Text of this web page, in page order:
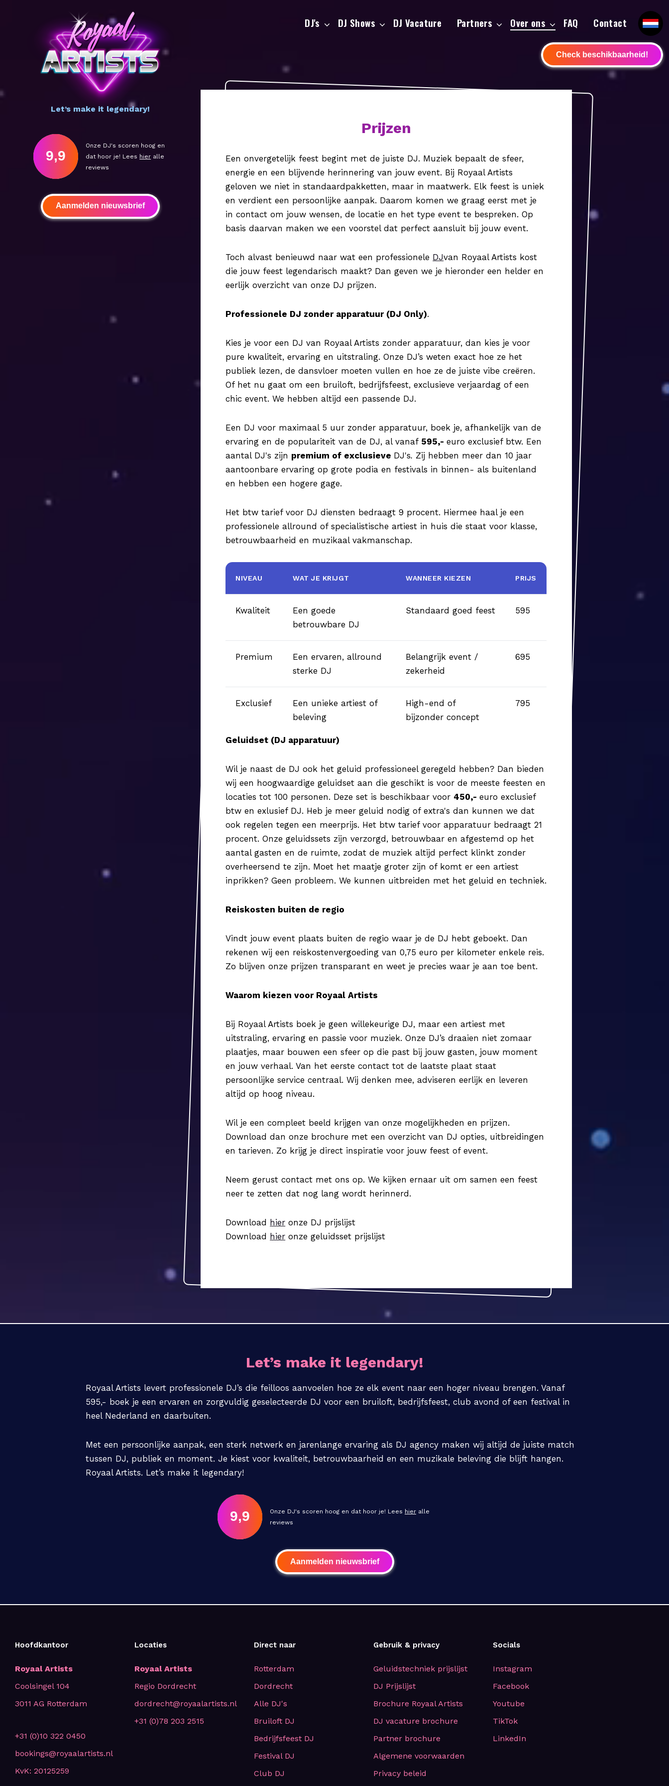
Let’s make it legendary!
DJ's DJ Shows DJ Vacature Partners Over ons FAQ Contact
Check beschikbaarheid!
9,9
Onze DJ's scoren hoog en
dat hoor je! Lees hier alle
reviews
Aanmelden nieuwsbrief
Prijzen
Een onvergetelijk feest begint met de juiste DJ. Muziek bepaalt de sfeer,
energie en een blijvende herinnering van jouw event. Bij Royaal Artists
geloven we niet in standaardpakketten, maar in maatwerk. Elk feest is uniek
en verdient een persoonlijke aanpak. Daarom komen we graag eerst met je
in contact om jouw wensen, de locatie en het type event te bespreken. Op
basis daarvan maken we een voorstel dat perfect aansluit bij jouw event.
Toch alvast benieuwd naar wat een professionele DJvan Royaal Artists kost
die jouw feest legendarisch maakt? Dan geven we je hieronder een helder en
eerlijk overzicht van onze DJ prijzen.
Professionele DJ zonder apparatuur (DJ Only).
Kies je voor een DJ van Royaal Artists zonder apparatuur, dan kies je voor
pure kwaliteit, ervaring en uitstraling. Onze DJ’s weten exact hoe ze het
publiek lezen, de dansvloer moeten vullen en hoe ze de juiste vibe creëren.
Of het nu gaat om een bruiloft, bedrijfsfeest, exclusieve verjaardag of een
chic event. We hebben altijd een passende DJ.
Een DJ voor maximaal 5 uur zonder apparatuur, boek je, afhankelijk van de
ervaring en de populariteit van de DJ, al vanaf 595,-euro exclusief btw. Een
aantal DJ's zijn premium of exclusieve DJ's. Zij hebben meer dan 10 jaar
aantoonbare ervaring op grote podia en festivals in binnen- als buitenland
en hebben een hogere gage.
Het btw tarief voor DJ diensten bedraagt 9 procent. Hiermee haal je een
professionele allround of specialistische artiest in huis die staat voor klasse,
betrouwbaarheid en muzikaal vakmanschap.
NIVEAU WAT JE KRIJGT WANNEER KIEZEN PRIJS
Kwaliteit
Een goede
betrouwbare DJ
Standaard goed feest 595
Premium
Een ervaren, allround
sterke DJ
Belangrijk event /
zekerheid
695
Exclusief
Een unieke artiest of
beleving
High-end of
bijzonder concept
795
Geluidset (DJ apparatuur)
Wil je naast de DJ ook het geluid professioneel geregeld hebben? Dan bieden
wij een hoogwaardige geluidset aan die geschikt is voor de meeste feesten en
locaties tot 100 personen. Deze set is beschikbaar voor 450,-euro exclusief
btw en exlusief DJ. Heb je meer geluid nodig of extra's dan kunnen we dat
ook regelen tegen een meerprijs. Het btw tarief voor apparatuur bedraagt 21
procent. Onze geluidssets zijn verzorgd, betrouwbaar en afgestemd op het
aantal gasten en de ruimte, zodat de muziek altijd perfect klinkt zonder
overheersend te zijn. Moet het maatje groter zijn of komt er een artiest
inprikken? Geen probleem. We kunnen uitbreiden met het geluid en techniek.
Reiskosten buiten de regio
Vindt jouw event plaats buiten de regio waar je de DJ hebt geboekt. Dan
rekenen wij een reiskostenvergoeding van 0,75 euro per kilometer enkele reis.
Zo blijven onze prijzen transparant en weet je precies waar je aan toe bent.
Waarom kiezen voor Royaal Artists
Bij Royaal Artists boek je geen willekeurige DJ, maar een artiest met
uitstraling, ervaring en passie voor muziek. Onze DJ’s draaien niet zomaar
plaatjes, maar bouwen een sfeer op die past bij jouw gasten, jouw moment
en jouw verhaal. Van het eerste contact tot de laatste plaat staat
persoonlijke service centraal. Wij denken mee, adviseren eerlijk en leveren
altijd op hoog niveau.
Wil je een compleet beeld krijgen van onze mogelijkheden en prijzen.
Download dan onze brochure met een overzicht van DJ opties, uitbreidingen
en tarieven. Zo krijg je direct inspiratie voor jouw feest of event.
Neem gerust contact met ons op. We kijken ernaar uit om samen een feest
neer te zetten dat nog lang wordt herinnerd.
Download hier onze DJ prijslijst
Download hier onze geluidsset prijslijst
Let’s make it legendary!
Royaal Artists levert professionele DJ’s die feilloos aanvoelen hoe ze elk event naar een hoger niveau brengen. Vanaf
595,- boek je een ervaren en zorgvuldig geselecteerde DJ voor een bruiloft, bedrijfsfeest, club avond of een festival in
heel Nederland en daarbuiten.
Met een persoonlijke aanpak, een sterk netwerk en jarenlange ervaring als DJ agency maken wij altijd de juiste match
tussen DJ, publiek en moment. Je kiest voor kwaliteit, betrouwbaarheid en een muzikale beleving die blijft hangen.
Royaal Artists. Let’s make it legendary!
9,9 Onze DJ's scoren hoog en dat hoor je! Lees hier alle
reviews
Aanmelden nieuwsbrief
Hoofdkantoor
Royaal Artists
Coolsingel 104
3011 AG Rotterdam
+31 (0)10 322 0450
bookings@royaalartists.nl
KvK: 20125259
Locaties
Royaal Artists
Regio Dordrecht
dordrecht@royaalartists.nl
+31 (0)78 203 2515
Direct naar
Rotterdam
Dordrecht
Alle DJ's
Bruiloft DJ
Bedrijfsfeest DJ
Festival DJ
Club DJ
Gebruik & privacy
Geluidstechniek prijslijst
DJ Prijslijst
Brochure Royaal Artists
DJ vacature brochure
Partner brochure
Algemene voorwaarden
Privacy beleid
Socials
Instagram
Facebook
Youtube
TikTok
LinkedIn